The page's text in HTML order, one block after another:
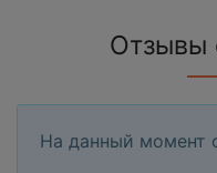
Отзывы
На данный момент